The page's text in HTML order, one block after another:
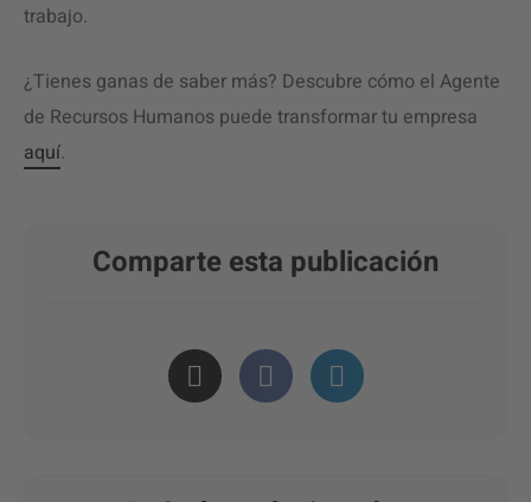
trabajo.
¿Tienes ganas de saber más? Descubre cómo el Agente
de Recursos Humanos puede transformar tu empresa
aquí.
Comparte esta publicación